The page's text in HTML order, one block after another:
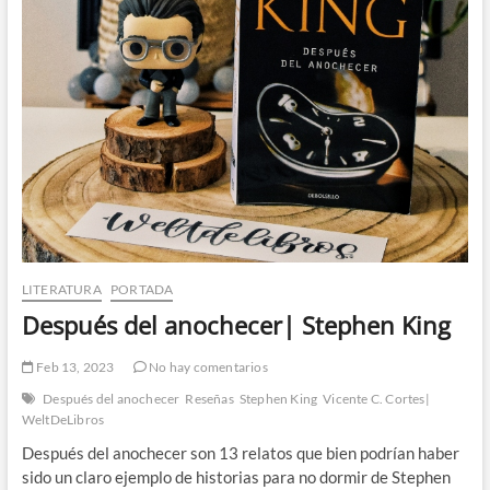
LITERATURA PORTADA
Después del anochecer| Stephen King
Feb 13, 2023
No hay comentarios
Después del anochecer Reseñas Stephen King Vicente C. Cortes|
WeltDeLibros
Después del anochecer son 13 relatos que bien podrían haber
sido un claro ejemplo de historias para no dormir de Stephen